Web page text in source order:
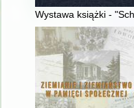
Wystawa książki -